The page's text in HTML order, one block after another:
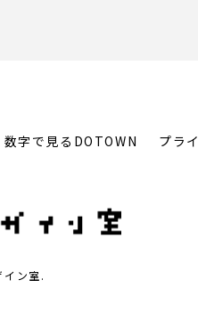
数字で見るDOTOWN プラ
ン室.